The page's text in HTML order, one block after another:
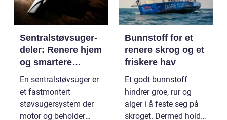
Sentralstøvsuger-
deler: Renere hjem
og smartere
rengjøring
En sentralstøvsuger er
et fastmontert
støvsugersystem der
motor og beholder
Bunnstoff for et
renere skrog og et
friskere hav
Et godt bunnstoff
hindrer groe, rur og
alger i å feste seg på
skroget. Dermed holder